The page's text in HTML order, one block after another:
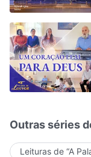
Outras séries
Leituras de “A